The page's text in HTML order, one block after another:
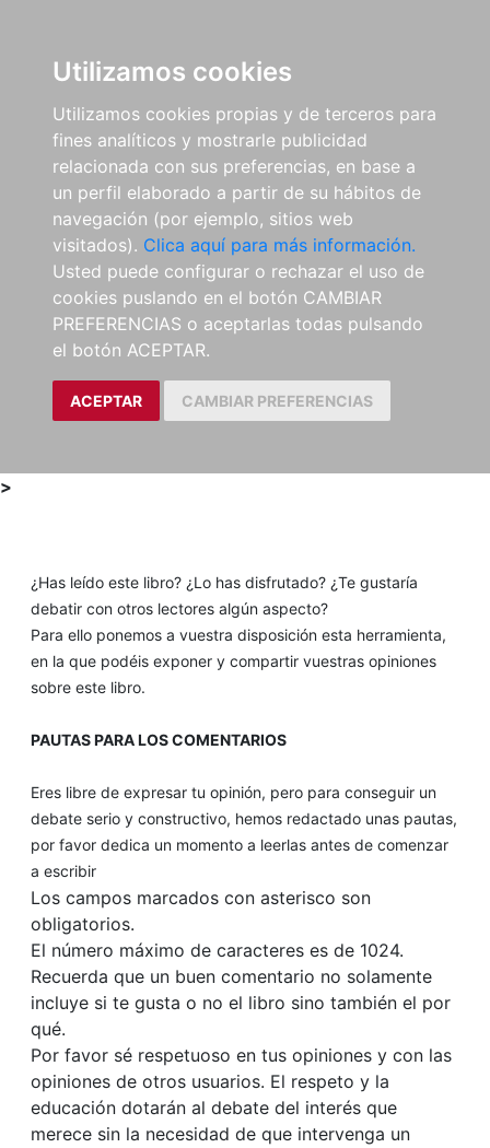
Utilizamos cookies
Utilizamos cookies propias y de terceros para
fines analíticos y mostrarle publicidad
relacionada con sus preferencias, en base a
un perfil elaborado a partir de su hábitos de
navegación (por ejemplo, sitios web
visitados). Clica aquí para más información.
Usted puede configurar o rechazar el uso de
cookies puslando en el botón CAMBIAR
PREFERENCIAS o aceptarlas todas pulsando
el botón ACEPTAR.
ACEPTAR CAMBIAR PREFERENCIAS
>
¿Has leído este libro? ¿Lo has disfrutado? ¿Te gustaría
debatir con otros lectores algún aspecto?
Para ello ponemos a vuestra disposición esta herramienta,
en la que podéis exponer y compartir vuestras opiniones
sobre este libro.
PAUTAS PARA LOS COMENTARIOS
Eres libre de expresar tu opinión, pero para conseguir un
debate serio y constructivo, hemos redactado unas pautas,
por favor dedica un momento a leerlas antes de comenzar
a escribir
Los campos marcados con asterisco son
obligatorios.
El número máximo de caracteres es de 1024.
Recuerda que un buen comentario no solamente
incluye si te gusta o no el libro sino también el por
qué.
Por favor sé respetuoso en tus opiniones y con las
opiniones de otros usuarios. El respeto y la
educación dotarán al debate del interés que
merece sin la necesidad de que intervenga un